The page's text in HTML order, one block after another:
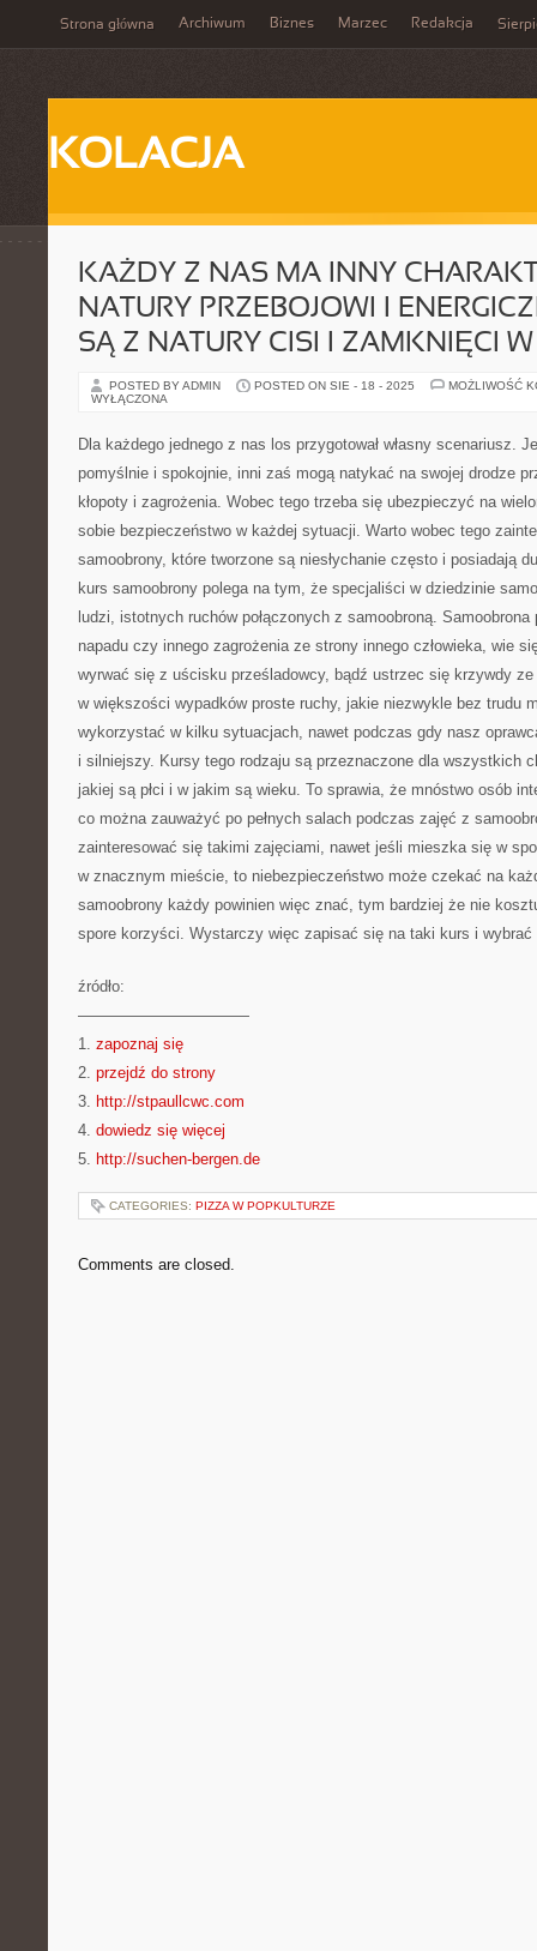
Strona główna Archiwum Biznes Marzec Redakcja
KOLACJA
KAŻDY Z NAS MA INNY
NATURY PRZEBOJOWI I
SĄ Z NATURY CISI I ZAMKNIĘCI
POSTED BY ADMIN POSTED ON SIE - 18 - 2025
MOŻLIWOŚĆ
WYŁĄCZONA
Dla każdego jednego z nas los przygotował własny scenariusz.
pomyślnie i spokojnie, inni zaś mogą natykać na swojej drodze
kłopoty i zagrożenia. Wobec tego trzeba się ubezpieczyć na
sobie bezpieczeństwo w każdej sytuacji. Warto wobec tego
samoobrony, które tworzone są niesłychanie często i posiadają
kurs samoobrony polega na tym, że specjaliści w dziedzinie
ludzi, istotnych ruchów połączonych z samoobroną.
napadu czy innego zagrożenia ze strony innego człowieka, wie
wyrwać się z uścisku prześladowcy, bądź ustrzec się krzywdy
w większości wypadków proste ruchy, jakie niezwykle bez trudu
wykorzystać w kilku sytuacjach, nawet podczas gdy nasz
i silniejszy. Kursy tego rodzaju są przeznaczone dla wszystkich
jakiej są płci i w jakim są wieku. To sprawia, że mnóstwo osób
co można zauważyć po pełnych salach podczas zajęć z
zainteresować się takimi zajęciami, nawet jeśli mieszka się w
w znacznym mieście, to niebezpieczeństwo może czekać na
samoobrony każdy powinien więc znać, tym bardziej że nie
spore korzyści. Wystarczy więc zapisać się na taki kurs i
źródło:
———————————
1. zapoznaj się
2. przejdź do strony
3. http://stpaullcwc.com
4. dowiedz się więcej
5. http://suchen-bergen.de
CATEGORIES: PIZZA W POPKULTURZE
Comments are closed.